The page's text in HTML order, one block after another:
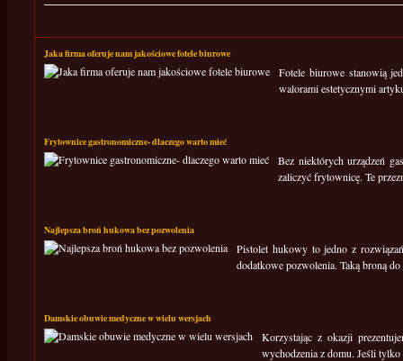
Jaka firma oferuje nam jakościowe fotele biurowe
Fotele biurowe stanowią
walorami estetycznymi
Frytownice gastronomiczne- dlaczego warto mieć
Bez niektórych urządzeń
zaliczyć frytownicę. Te
Najlepsza broń hukowa bez pozwolenia
Pistolet hukowy to jedno z
dodatkowe pozwolenia. Taką broną
Damskie obuwie medyczne w wielu wersjach
Korzystając z okazji
wychodzenia z domu. Jeśli tylko